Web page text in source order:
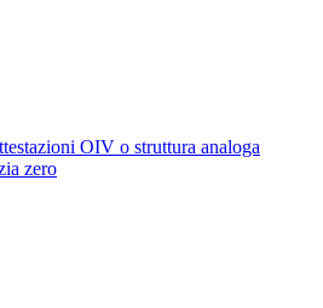
OIV o struttura analoga
zero